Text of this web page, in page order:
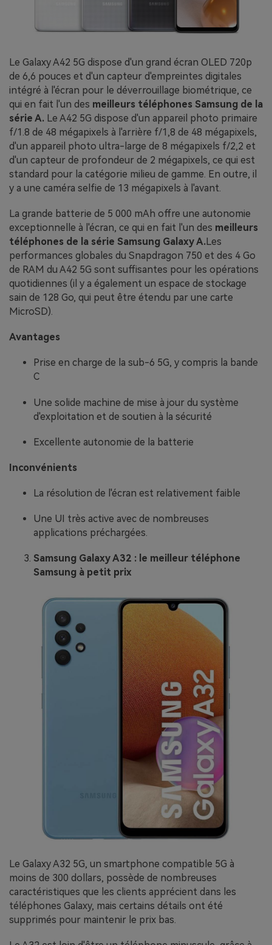
Le Galaxy A42 5G dispose d'un grand écran OLED 720p
de 6,6 pouces et d'un capteur d'empreintes digitales
intégré à l'écran pour le déverrouillage biométrique, ce
qui en fait l'un des meilleurs téléphones Samsung de la
série A. Le A42 5G dispose d'un appareil photo primaire
f/1.8 de 48 mégapixels à l'arrière f/1,8 de 48 mégapixels,
d'un appareil photo ultra-large de 8 mégapixels f/2,2 et
d'un capteur de profondeur de 2 mégapixels, ce qui est
standard pour la catégorie milieu de gamme. En outre, il
y a une caméra selfie de 13 mégapixels à l'avant.
La grande batterie de 5 000 mAh offre une autonomie
exceptionnelle à l'écran, ce qui en fait l'un des meilleurs
téléphones de la série Samsung Galaxy A.Les
performances globales du Snapdragon 750 et des 4 Go
de RAM du A42 5G sont suffisantes pour les opérations
quotidiennes (il y a également un espace de stockage
sain de 128 Go, qui peut être étendu par une carte
MicroSD).
Avantages
Prise en charge de la sub-6 5G, y compris la bande
C
Une solide machine de mise à jour du système
d'exploitation et de soutien à la sécurité
Excellente autonomie de la batterie
Inconvénients
La résolution de l'écran est relativement faible
Une UI très active avec de nombreuses
applications préchargées.
Samsung Galaxy A32 : le meilleur téléphone
Samsung à petit prix
Le Galaxy A32 5G, un smartphone compatible 5G à
moins de 300 dollars, possède de nombreuses
caractéristiques que les clients apprécient dans les
téléphones Galaxy, mais certains détails ont été
supprimés pour maintenir le prix bas.